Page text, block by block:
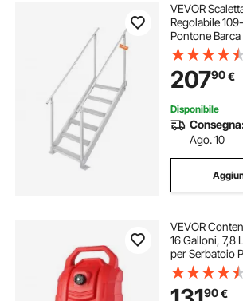
VEVOR
Regolabile
Pontone
Alluminio
Corrimano
Scale per
20790€
Disponibile
Ago. 10
VEVOR
16 Galloni, 7,8
per Serbatoio
Gomma per
Trasferimento
Benzina Diesel
90€